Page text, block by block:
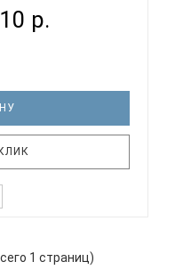
р.
Короткий
1 страниц)